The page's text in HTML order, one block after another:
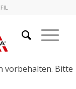
vorbehalten. Bitte